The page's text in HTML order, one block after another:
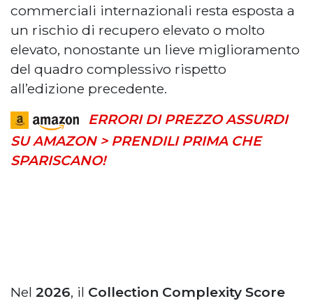
commerciali internazionali resta esposta a
un rischio di recupero elevato o molto
elevato, nonostante un lieve miglioramento
del quadro complessivo rispetto
all’edizione precedente.
ERRORI DI PREZZO ASSURDI
SU AMAZON > PRENDILI PRIMA CHE
SPARISCANO!
Nel 2026, il Collection Complexity Score